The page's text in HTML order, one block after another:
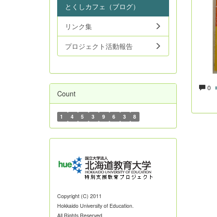
0
とくしカフェ（ブログ）
リンク集
プロジェクト活動報告
Count
1 4 5 3 9 6 3 8
Copyright (C) 2011
Hokkaido University of Education.
All Rights Reserved.